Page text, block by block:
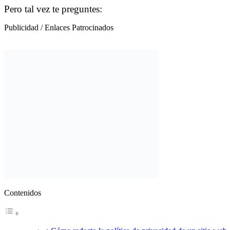
Pero tal vez te preguntes:
Publicidad / Enlaces Patrocinados
Sigue el ejemplo de la página web que contiene la
la cabeza !Envíanos un mensaje YA.